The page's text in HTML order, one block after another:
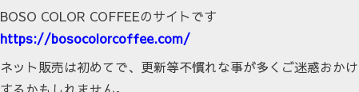
BOSO COLOR COFFEEのサイトです
https://bosocolorcoffee.com/
ネット販売は初めてで、更新等不慣れな事が多くご迷惑おかけ